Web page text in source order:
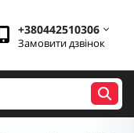
+380442510306
Замовити дзвінок